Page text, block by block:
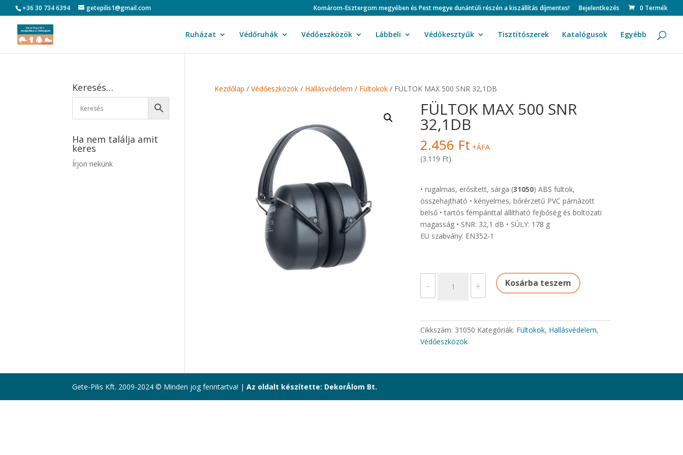
+36 30 734 6394 getepilis1@gmail.com Komárom-Esztergom megyében és Pest megye dunántúli részén a kiszállítás díjmentes! Bejelentkezés 0 Termék
Ruházat Védőruhák Védőeszközök Lábbeli Védőkesztyűk Tisztítószerek Katalógusok Egyébb
Kezdőlap / Védőeszközök/ Hallásvédelem / Fültokok/ FÜLTOK MAX 500 SNR 32,1DB
FÜLTOK MAX 500 SNR
32,1DB
2.456 Ft +ÁFA
(3.119 Ft)
• rugalmas, erősített, sárga (31050) ABS fültok,
összehajtható • kényelmes, bőrérzetű PVC párnázott
belső • tartós fémpánttal állítható fejbőség és boltozati
magasság • SNR: 32,1 dB • SÚLY: 178 g
EU szabvány: EN352-1
-
32,1DB
mennyiség
+ Kosárba teszem
Cikkszám: 31050 Kategóriák: Fültokok, Hallásvédelem,
Védőeszközök
Keresés…
Ha nem találja amit
keres
Írjon nekünk
Gete-Pilis Kft. 2009-2024 © Minden jog fenntartva! | Az oldalt készítette: DekorÁlom Bt.